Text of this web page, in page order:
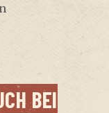
BEI